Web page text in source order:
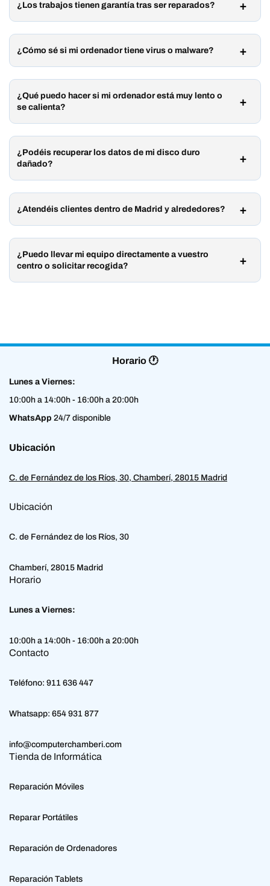
¿Los trabajos tienen garantía tras ser reparados?
¿Cómo sé si mi ordenador tiene virus o malware?
¿Qué puedo hacer si mi ordenador está muy lento o
se calienta?
¿Podéis recuperar los datos de mi disco duro
dañado?
¿Atendéis clientes dentro de Madrid y alrededores?
¿Puedo llevar mi equipo directamente a vuestro
centro o solicitar recogida?
Horario 🕐
Lunes a Viernes:
10:00h a 14:00h - 16:00h a 20:00h
WhatsApp 24/7 disponible
Ubicación
C. de Fernández de los Ríos, 30, Chamberí, 28015 Madrid
Ubicación
C. de Fernández de los Ríos, 30
Chamberí, 28015 Madrid
Horario
Lunes a Viernes:
10:00h a 14:00h - 16:00h a 20:00h
Contacto
Teléfono: 911 636 447
Whatsapp: 654 931 877
info@computerchamberi.com
Tienda de Informática
Reparación Móviles
Reparar Portátiles
Reparación de Ordenadores
Reparación Tablets